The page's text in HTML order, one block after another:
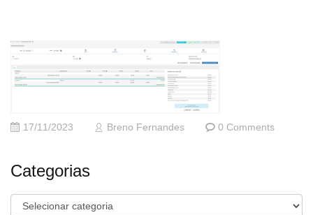
17/11/2023 Breno Fernandes 0 Comments
Categorias
Categorias